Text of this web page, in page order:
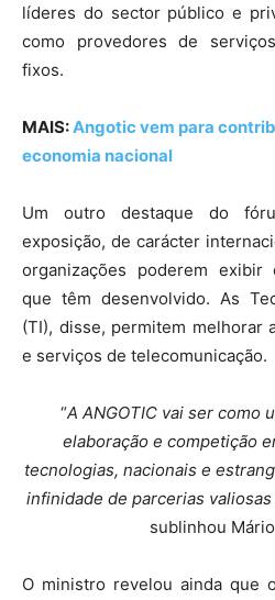
líderes do sector público e
como provedores de
fixos.
MAIS:Angotic vem para
economia nacional
Um outro destaque do
exposição, de carácter
organizações poderem exibir
que têm desenvolvido. As
(TI), disse, permitem melhorar
e serviços de telecomunicação.
“A ANGOTIC vai ser como
elaboração e competição
tecnologias, nacionais e
infinidade de parcerias
sublinhou
O ministro revelou ainda que